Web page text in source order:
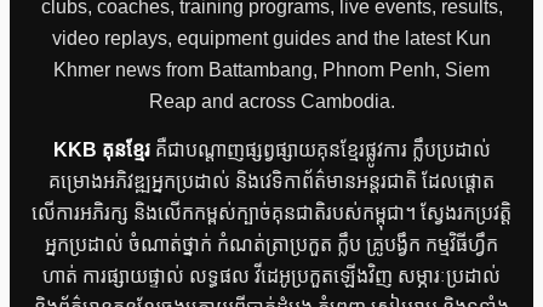
clubs, coaches, training programs, live events, results,
video replays, equipment guides and the latest Kun
Khmer news from Battambang, Phnom Penh, Siem
Reap and across Cambodia.
KKB គុនខ្មែរគឺជាបណ្តាញផ្សព្វផ្សាយគុនខ្មែរផ្លូវការ ក្លឹបប្រដាល់
គម្រោងអភិវឌ្ឍអ្នកប្រដាល់ និងវេទិកាព័ត៌មានអន្តរជាតិ ដែលផ្តោត
លើការអភិរក្ស និងលើកកម្ពស់ក្បាច់គុនជាតិរបស់កម្ពុជា។ ស្វែងរកប្រវត្តិ
អ្នកប្រដាល់ ចំណាត់ថ្នាក់ កំណត់ត្រាប្រកួត ក្លឹប គ្រូបង្វឹក កម្មវិធីហ្វឹក
ហាត់ ការផ្សាយផ្ទាល់ លទ្ធផល វីដេអូប្រកួតឡើងវិញ សម្ភារៈប្រដាល់